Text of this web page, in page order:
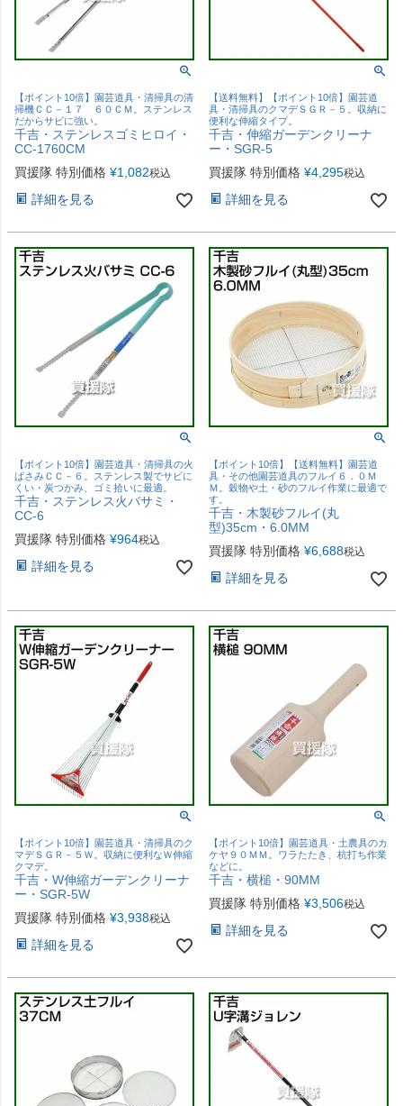
【ポイント10倍】園芸道具・清掃具の清
掃機ＣＣ－１７ ６０ＣＭ。ステンレス
だからサビに強い。
千吉・ステンレスゴミヒロイ・
CC-1760CM
買援隊 特別価格 ¥1,082税込
詳細を見る
【送料無料】【ポイント10倍】園芸道
具・清掃具のクマデＳＧＲ－５。収納に
便利な伸縮タイプ。
千吉・伸縮ガーデンクリーナ
ー・SGR-5
買援隊 特別価格 ¥4,295税込
詳細を見る
【ポイント10倍】園芸道具・清掃具の火
ばさみＣＣ－６。ステンレス製でサビに
くい・炭つかみ、ゴミ拾いに最適。
千吉・ステンレス火バサミ・
CC-6
買援隊 特別価格 ¥964税込
詳細を見る
【ポイント10倍】【送料無料】園芸道
具・その他園芸道具のフルイ６．０Ｍ
Ｍ。穀物や土・砂のフルイ作業に最適で
す。
千吉・木製砂フルイ(丸
型)35cm・6.0MM
買援隊 特別価格 ¥6,688税込
詳細を見る
【ポイント10倍】園芸道具・清掃具のク
マデＳＧＲ－５Ｗ。収納に便利なＷ伸縮
クマデ。
千吉・W伸縮ガーデンクリーナ
ー・SGR-5W
買援隊 特別価格 ¥3,938税込
詳細を見る
【ポイント10倍】園芸道具・土農具のカ
ケヤ９０ＭＭ。ワラたたき、杭打ち作業
などに。
千吉・横槌・90MM
買援隊 特別価格 ¥3,506税込
詳細を見る